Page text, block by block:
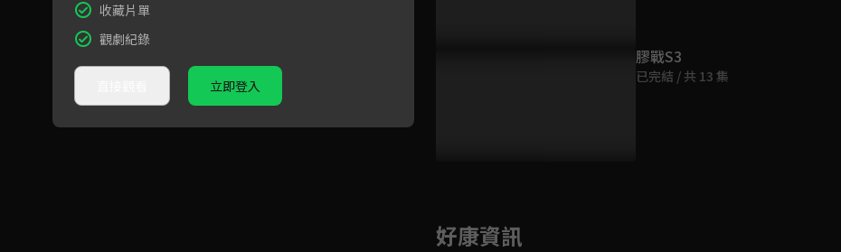
膠戰S3
已完結 / 共 13 集
好康資訊
收藏片單
觀劇紀錄
立即登入